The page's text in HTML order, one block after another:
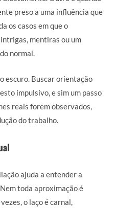
preso a uma influência que
os casos em que o
mentiras ou um
normal.
escuro. Buscar orientação
impulsivo, e sim um passo
reais forem observados,
do trabalho.
ajuda a entender a
toda aproximação é
o laço é carnal,